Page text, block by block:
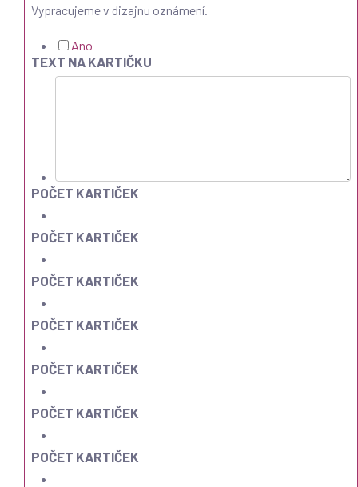
Vypracujeme v dizajnu oznámení.
Ano
TEXT NA KARTIČKU
POČET KARTIČEK
POČET KARTIČEK
POČET KARTIČEK
POČET KARTIČEK
POČET KARTIČEK
POČET KARTIČEK
POČET KARTIČEK